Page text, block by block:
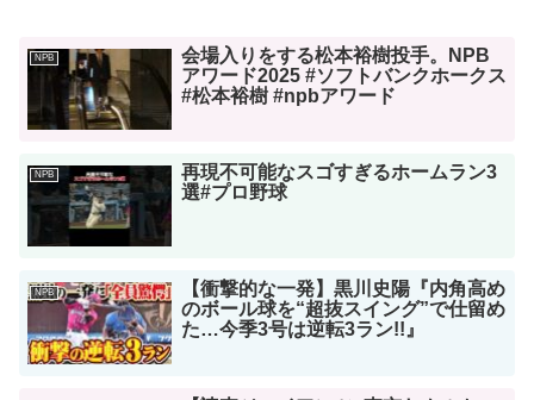
NPB
会場入りをする松本裕樹投手。NPB
アワード2025 #ソフトバンクホークス
#松本裕樹 #npbアワード
NPB
再現不可能なスゴすぎるホームラン3
選#プロ野球
NPB
【衝撃的な一発】黒川史陽『内角高め
のボール球を“超抜スイング”で仕留め
た…今季3号は逆転3ラン!!』